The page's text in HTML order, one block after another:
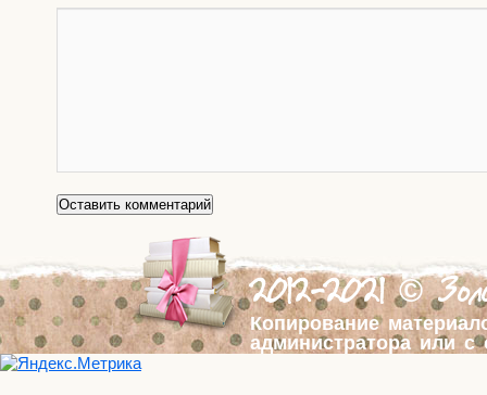
2012-2021 ©
Копирование
администратора или с